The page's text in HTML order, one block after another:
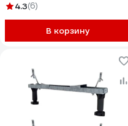
4.3(6)
В корзину